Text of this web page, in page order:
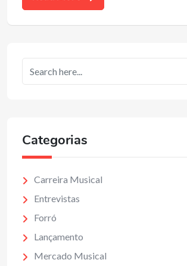
Categorias
Carreira Musical
Entrevistas
Forró
Lançamento
Mercado Musical